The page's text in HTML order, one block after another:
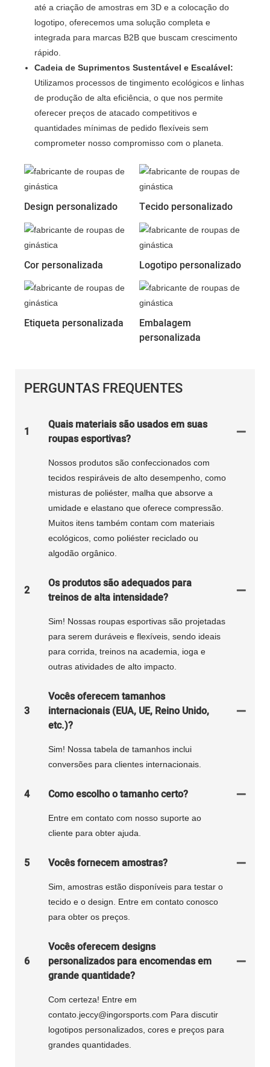
até a criação de amostras em 3D e a colocação do
logotipo, oferecemos uma solução completa e
integrada para marcas B2B que buscam crescimento
rápido.
Cadeia de Suprimentos Sustentável e Escalável:
Utilizamos processos de tingimento ecológicos e linhas
de produção de alta eficiência, o que nos permite
oferecer preços de atacado competitivos e
quantidades mínimas de pedido flexíveis sem
comprometer nosso compromisso com o planeta.
Design personalizado Tecido personalizado
Cor personalizada Logotipo personalizado
Etiqueta personalizada
Embalagem
personalizada
PERGUNTAS FREQUENTES
1
Quais materiais são usados ​​em suas
roupas esportivas?
Nossos produtos são confeccionados com
tecidos respiráveis ​​de alto desempenho, como
misturas de poliéster, malha que absorve a
umidade e elastano que oferece compressão.
Muitos itens também contam com materiais
ecológicos, como poliéster reciclado ou
algodão orgânico.
2
Os produtos são adequados para
treinos de alta intensidade?
Sim! Nossas roupas esportivas são projetadas
para serem duráveis ​​e flexíveis, sendo ideais
para corrida, treinos na academia, ioga e
outras atividades de alto impacto.
3
Vocês oferecem tamanhos
internacionais (EUA, UE, Reino Unido,
etc.)?
Sim! Nossa tabela de tamanhos inclui
conversões para clientes internacionais.
4 Como escolho o tamanho certo?
Entre em contato com nosso suporte ao
cliente para obter ajuda.
5 Vocês fornecem amostras?
Sim, amostras estão disponíveis para testar o
tecido e o design. Entre em contato conosco
para obter os preços.
6
Vocês oferecem designs
personalizados para encomendas em
grande quantidade?
Com certeza! Entre em
contato.jeccy@ingorsports.com Para discutir
logotipos personalizados, cores e preços para
grandes quantidades.